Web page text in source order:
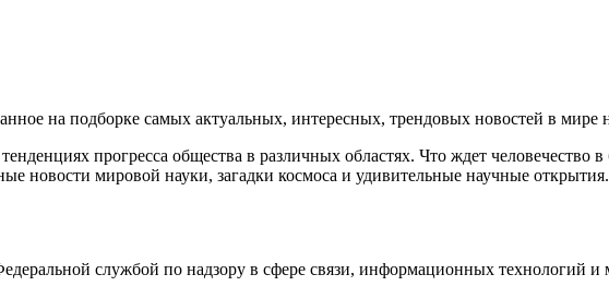
на подборке самых актуальных, интересных, трендовых новостей в мире
прогресса общества в различных областях. Что ждет человечество
новости мировой науки, загадки космоса и удивительные научные
службой по надзору в сфере связи, информационных технологий и